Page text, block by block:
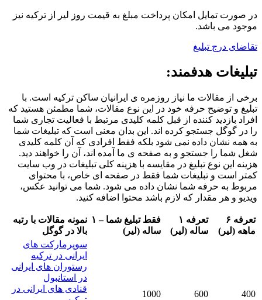
امکان پرداخت مبلغ به قیمت روز لیر از ترکیه نیز
باشد.
تبلیغ
هدفمند:
ما نیاز روزمره ی ایرانیان ساکن ترکیه است. با
حرفه خود در این نوع مقالات، شما مطمئن هستید که
کننده از قبل کلمه کلیدی مرتبط با فعالیت تجاری شما
جستجو کرده اند. این بدان معنی است که تبلیغات شما
داده نمی شود بلکه فقط افرادی که آن کلمه کلیدی
جستجو و به صفحه ی ما آمده اند، آن را خواهند دید.
نوع تبلیغ در مقایسه با هزینه کلی تبلیغات در وب سایت
و تبلیغات شما فقط در صفحه ای خاص، با محتوای
حرفه شما نشان داده می شود. شما می توانید عکس،
مقدار که لازم باشد محتوا اضافه کنید.
ساله (لیر)
فقط تبلیغ شما – ۱
ساله (لیر)
نمونه مقالات با رتبه
بالا در گوگل
600
1000
سوپرمارکت های
ایرانی در ترکیه
رستوران های ایرانی
در استانبول
قنادی های ایرانی در